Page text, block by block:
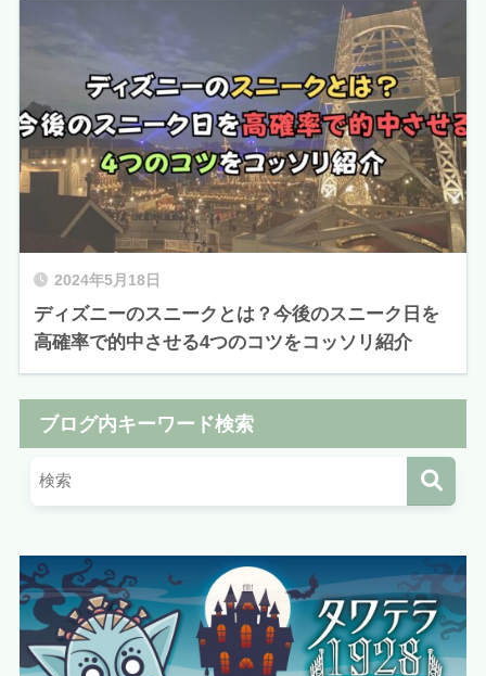
2024年5月18日
ディズニーのスニークとは？今後のスニーク日を
高確率で的中させる4つのコツをコッソリ紹介
ブログ内キーワード検索